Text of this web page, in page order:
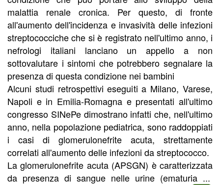
malattia renale cronica. Per questo, di fronte
all'aumento dell'incidenza e invasività delle infezioni
streptococciche che si è registrato nell'ultimo anno, i
nefrologi italiani lanciano un appello a non
sottovalutare i sintomi che potrebbero segnalare la
presenza di questa condizione nei bambini
Alcuni studi retrospettivi eseguiti a Milano, Varese,
Napoli e in Emilia-Romagna e presentati all'ultimo
congresso SINePe dimostrano infatti che, nell'ultimo
anno, nella popolazione pediatrica, sono raddoppiati
i casi di glomerulonefrite acuta, strettamente
correlati all'aumento delle infezioni da streptococco.
La glomerulonefrite acuta (APSGN) è caratterizzata
da presenza di sangue nelle urine (ematuria ...